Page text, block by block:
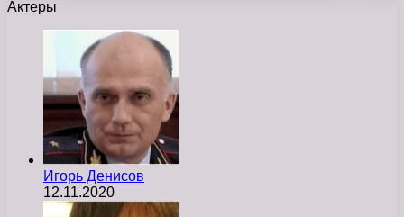
Актеры
Игорь Денисов
12.11.2020